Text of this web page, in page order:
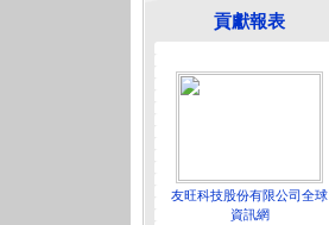
貢獻報表
友旺科技股份有限公司全球
資訊網